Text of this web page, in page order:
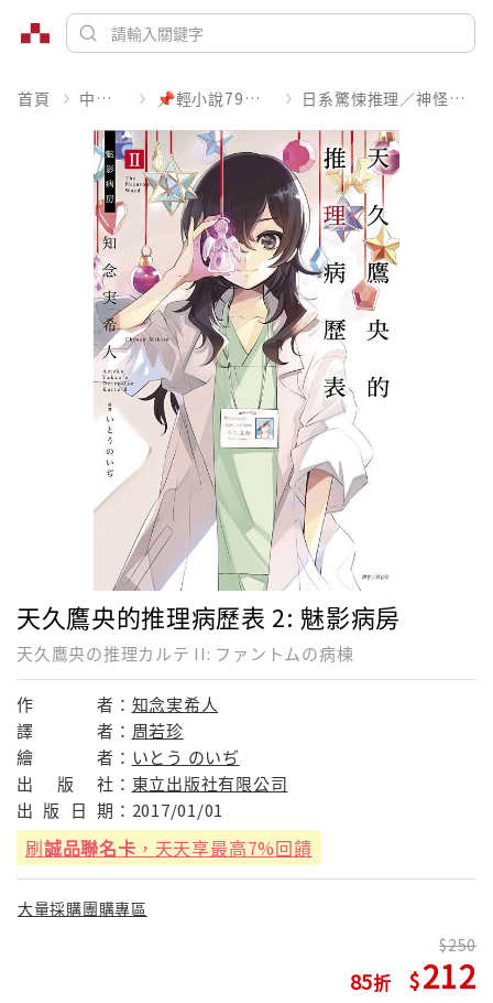
首頁 中文書 📌輕小說79折起 日系驚悚推理／神怪靈異
天久鷹央的推理病歷表 2: 魅影病房
天久鷹央の推理カルテ II: ファントムの病棟
作 者： 知念実希人
譯
者： 周若珍
繪
者： いとう のいぢ
出
版 社： 東立出版社有限公司
出 版 日 期： 2017/01/01
刷誠品聯名卡 ，天天享最高7%回饋
大量採購團購專區
85
250
212